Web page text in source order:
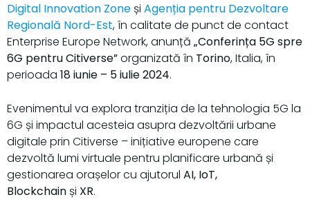
Digital Innovation Zone și Agenția pentru Dezvoltare
Regională Nord-Est, în calitate de punct de contact
Enterprise Europe Network, anunță „Conferința 5G spre
6G pentru Citiverse”organizată în Torino, Italia, în
perioada 18 iunie – 5 iulie 2024.
Evenimentul va explora tranziția de la tehnologia 5G la
6G și impactul acesteia asupra dezvoltării urbane
digitale prin Citiverse – inițiative europene care
dezvoltă lumi virtuale pentru planificare urbană și
gestionarea orașelor cu ajutorul AI, IoT,
Blockchain și XR.